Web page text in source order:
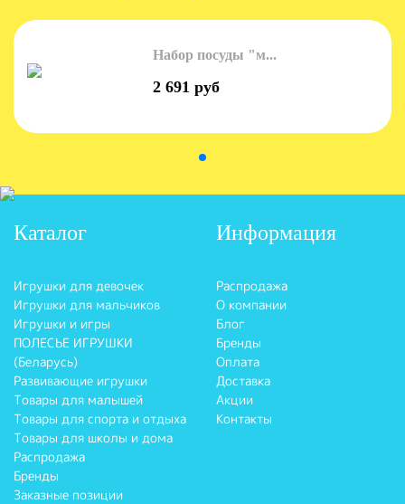
Набор посуды "м...
2 691 руб
Каталог
Игрушки для девочек
Игрушки для мальчиков
Игрушки и игры
ПОЛЕСЬЕ ИГРУШКИ
(Беларусь)
Развивающие игрушки
Товары для малышей
Товары для спорта и отдыха
Товары для школы и дома
Распродажа
Бренды
Заказные позиции
Информация
Распродажа
О компании
Блог
Бренды
Оплата
Доставка
Акции
Контакты